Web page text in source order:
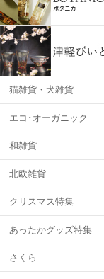
猫雑貨・犬雑貨
エコ･オーガニック
和雑貨
北欧雑貨
クリスマス特集
あったかグッズ特集
さくら